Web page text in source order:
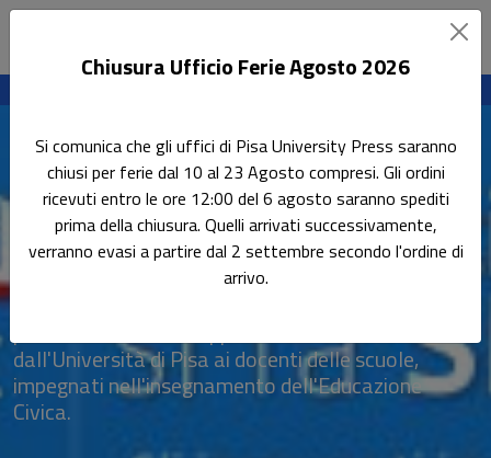
Home Tutti gli eventi Presentazione App Smart EduCost
Presentazione App Smart
EduCost
dall'Università di Pisa ai docenti delle scuole,
impegnati nell'insegnamento dell'Educazione
Civica.
Chiusura Ufficio Ferie Agosto 2026
Si comunica che gli uffici di Pisa University Press saranno
chiusi per ferie dal 10 al 23 Agosto compresi. Gli ordini
ricevuti entro le ore 12:00 del 6 agosto saranno spediti
prima della chiusura. Quelli arrivati successivamente,
verranno evasi a partire dal 2 settembre secondo l'ordine di
arrivo.